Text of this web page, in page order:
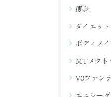
痩身
ダイエット
ボディメイ
MTメタト
V3ファン
エニシー